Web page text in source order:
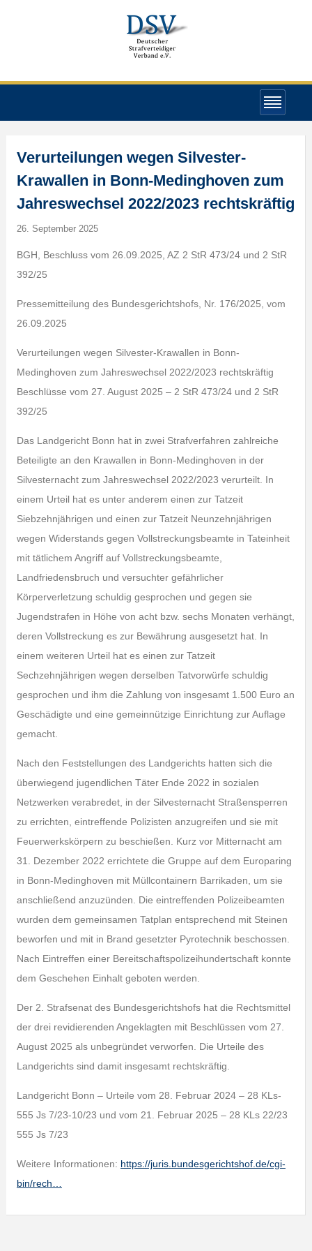
Verurteilungen wegen Silvester-
Krawallen in Bonn-Medinghoven zum
Jahreswechsel 2022/2023 rechtskräftig
26. September 2025
BGH, Beschluss vom 26.09.2025, AZ 2 StR 473/24 und 2 StR
392/25
Pressemitteilung des Bundesgerichtshofs, Nr. 176/2025, vom
26.09.2025
Verurteilungen wegen Silvester-Krawallen in Bonn-
Medinghoven zum Jahreswechsel 2022/2023 rechtskräftig
Beschlüsse vom 27. August 2025 – 2 StR 473/24 und 2 StR
392/25
Das Landgericht Bonn hat in zwei Strafverfahren zahlreiche
Beteiligte an den Krawallen in Bonn-Medinghoven in der
Silvesternacht zum Jahreswechsel 2022/2023 verurteilt. In
einem Urteil hat es unter anderem einen zur Tatzeit
Siebzehnjährigen und einen zur Tatzeit Neunzehnjährigen
wegen Widerstands gegen Vollstreckungsbeamte in Tateinheit
mit tätlichem Angriff auf Vollstreckungsbeamte,
Landfriedensbruch und versuchter gefährlicher
Körperverletzung schuldig gesprochen und gegen sie
Jugendstrafen in Höhe von acht bzw. sechs Monaten verhängt,
deren Vollstreckung es zur Bewährung ausgesetzt hat. In
einem weiteren Urteil hat es einen zur Tatzeit
Sechzehnjährigen wegen derselben Tatvorwürfe schuldig
gesprochen und ihm die Zahlung von insgesamt 1.500 Euro an
Geschädigte und eine gemeinnützige Einrichtung zur Auflage
gemacht.
Nach den Feststellungen des Landgerichts hatten sich die
überwiegend jugendlichen Täter Ende 2022 in sozialen
Netzwerken verabredet, in der Silvesternacht Straßensperren
zu errichten, eintreffende Polizisten anzugreifen und sie mit
Feuerwerkskörpern zu beschießen. Kurz vor Mitternacht am
31. Dezember 2022 errichtete die Gruppe auf dem Europaring
in Bonn-Medinghoven mit Müllcontainern Barrikaden, um sie
anschließend anzuzünden. Die eintreffenden Polizeibeamten
wurden dem gemeinsamen Tatplan entsprechend mit Steinen
beworfen und mit in Brand gesetzter Pyrotechnik beschossen.
Nach Eintreffen einer Bereitschaftspolizeihundertschaft konnte
dem Geschehen Einhalt geboten werden.
Der 2. Strafsenat des Bundesgerichtshofs hat die Rechtsmittel
der drei revidierenden Angeklagten mit Beschlüssen vom 27.
August 2025 als unbegründet verworfen. Die Urteile des
Landgerichts sind damit insgesamt rechtskräftig.
Landgericht Bonn – Urteile vom 28. Februar 2024 – 28 KLs-
555 Js 7/23-10/23 und vom 21. Februar 2025 – 28 KLs 22/23
555 Js 7/23
Weitere Informationen: https://juris.bundesgerichtshof.de/cgi-
bin/rech…